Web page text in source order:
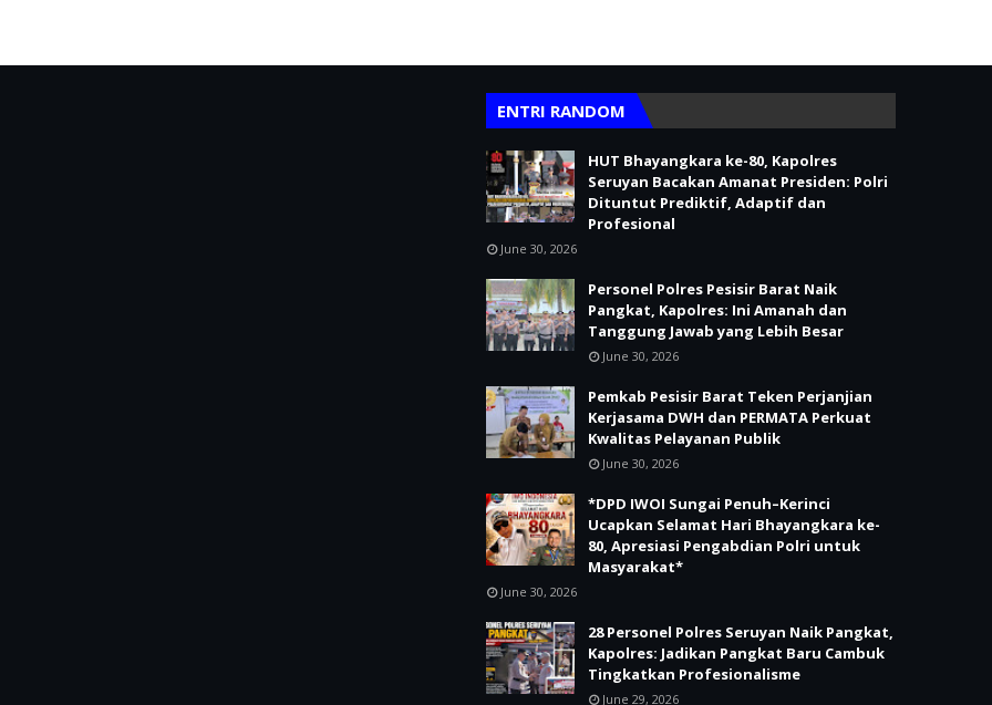
ENTRI RANDOM
HUT Bhayangkara ke-80, Kapolres
Seruyan Bacakan Amanat Presiden: Polri
Dituntut Prediktif, Adaptif dan
Profesional
June 30, 2026
Personel Polres Pesisir Barat Naik
Pangkat, Kapolres: Ini Amanah dan
Tanggung Jawab yang Lebih Besar
June 30, 2026
Pemkab Pesisir Barat Teken Perjanjian
Kerjasama DWH dan PERMATA Perkuat
Kwalitas Pelayanan Publik
June 30, 2026
*DPD IWOI Sungai Penuh–Kerinci
Ucapkan Selamat Hari Bhayangkara ke-
80, Apresiasi Pengabdian Polri untuk
Masyarakat*
June 30, 2026
28 Personel Polres Seruyan Naik Pangkat,
Kapolres: Jadikan Pangkat Baru Cambuk
Tingkatkan Profesionalisme
June 29, 2026